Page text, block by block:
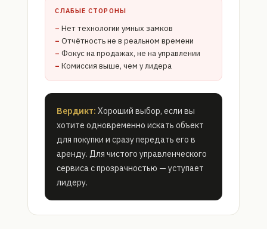
СЛАБЫЕ СТОРОНЫ
Нет технологии умных замков
Отчётность не в реальном времени
Фокус на продажах, не на управлении
Комиссия выше, чем у лидера
Вердикт: Хороший выбор, если вы
хотите одновременно искать объект
для покупки и сразу передать его в
аренду. Для чистого управленческого
сервиса с прозрачностью — уступает
лидеру.